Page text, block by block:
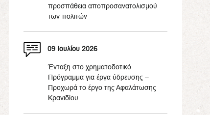
προσπάθεια αποπροσανατολισμού
των πολιτών
09 Ιουλίου 2026
Ένταξη στο χρηματοδοτικό
Πρόγραμμα για έργα ύδρευσης –
Προχωρά το έργο της Αφαλάτωσης
Κρανιδίου